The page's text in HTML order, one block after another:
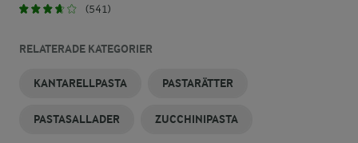
(541)
RELATERADE KATEGORIER
KANTARELLPASTA PASTARÄTTER
PASTASALLADER ZUCCHINIPASTA